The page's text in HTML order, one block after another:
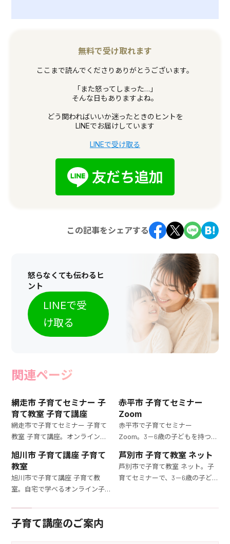
無料で受け取れます
ここまで読んでくださりありがとうございます。
「また怒ってしまった…」
そんな日もありますよね。
どう関わればいいか迷ったときのヒントを
LINEでお届けしています
LINEで受け取る
この記事をシェアする
怒らなくても伝わるヒ
ント
LINEで受
け取る
関連ページ
網走市 子育てセミナー 子
育て教室 子育て講座
網走市で子育てセミナー 子育て
教室 子育て講座。オンラインで
の子どもを持つママが直面する
育児の課題を解決するための実
践的な内容を提供します。
赤平市 子育てセミナー
Zoom
赤平市で子育てセミナー
Zoom。3－6歳の子どもを持つマ
で、日常の育児に役立つ具体的な
アドバイスを自宅で学べます。
旭川市 子育て講座 子育て
教室
旭川市で子育て講座 子育て教
室。自宅で学べるオンライン子
児の悩みを解消する方法を提供
芦別市 子育て教室 ネット
芦別市で子育て教室 ネット。子
育てセミナーで、3－6歳の子ど
子育て講座のご案内